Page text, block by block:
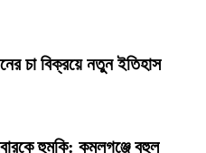
চা বিক্রয়ে নতুন ইতিহাস
হুমকি: কমলগঞ্জে বহুল